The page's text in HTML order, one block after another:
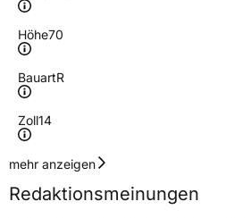
Höhe70
BauartR
Zoll14
Geschwindigkeitsindex
Höchstgeschwindigkeit
190 km/h
mehr anzeigen
Redaktionsmeinungen